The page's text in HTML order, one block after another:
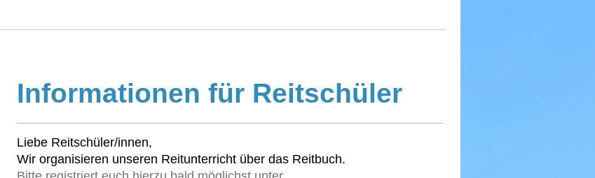
Informationen für Reitschüler
Liebe Reitschüler/innen,
Wir organisieren unseren Reitunterricht über das Reitbuch.